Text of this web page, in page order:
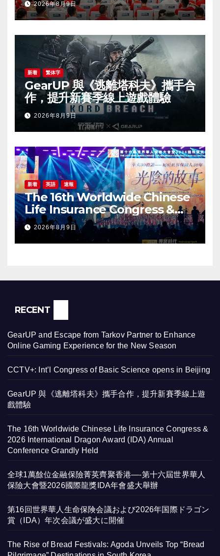
2026年8月9日
新着 繁体字
GearUP 與《逃離塔科夫》攜手合
作，提升新賽季線上遊戲體驗
2026年8月9日
新着 英語 速報
The 16th Worldwide Chinese
Life Insurance Congress &
2026 International Dragon
Award (IDA) Annual
Conference Grandly Held
2026年8月9日
RECENT
GearUP and Escape from Tarkov Partner to Enhance
Online Gaming Experience for the New Season
CCTV+: Int’l Congress of Basic Science opens in Beijing
GearUP 與《逃離塔科夫》攜手合作，提升新賽季線上遊
戲體驗
The 16th Worldwide Chinese Life Insurance Congress &
2026 International Dragon Award (IDA) Annual
Conference Grandly Held
全球1萬餘位金融保險菁英齊聚香港—-第十六屆世界華人
保險大會暨2026國際龍獎IDA年會盛大舉辦
第16回世界華人生命保険会議および2026年国際ドラゴン
賞（IDA）年次会議が盛大に開催
The Rise of Bread Festivals: Agoda Unveils Top “Bread